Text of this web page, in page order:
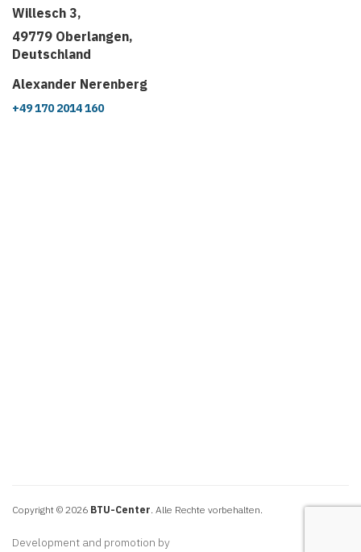
Willesch 3,
49779 Oberlangen,
Deutschland
Alexander Nerenberg
+49 170 2014 160
Copyright © 2026 BTU-Center. Alle Rechte vorbehalten.
Development and promotion by